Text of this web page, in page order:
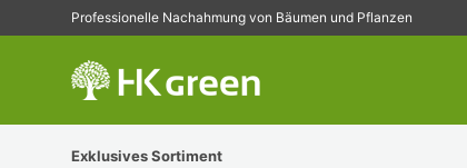
Professionelle Nachahmung von Bäumen und Pflanzen
Exklusives Sortiment